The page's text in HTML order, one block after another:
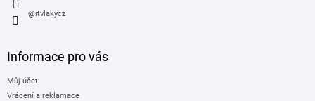
@itvlakycz
Informace pro vás
Můj účet
Vrácení a reklamace